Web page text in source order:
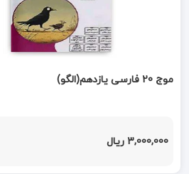
موج 20 فارسی یازدهم(الگو)
3,000,000 ریال